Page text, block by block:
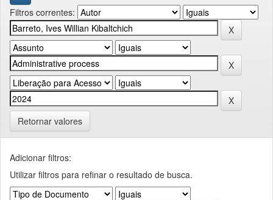
Filtros correntes:
Retornar valores
Adicionar filtros:
Utilizar filtros para refinar o resultado de busca.